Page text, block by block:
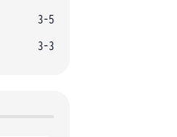
3-5
3-3